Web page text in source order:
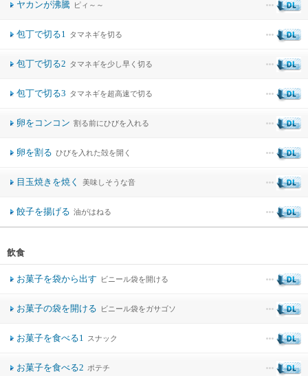
ヤカンが沸騰 ピィ～～
包丁で切る1 タマネギを切る
包丁で切る2 タマネギを少し早く切る
包丁で切る3 タマネギを超高速で切る
卵をコンコン 割る前にひびを入れる
卵を割る ひびを入れた殻を開く
目玉焼きを焼く 美味しそうな音
餃子を揚げる 油がはねる
飲食
お菓子を袋から出す ビニール袋を開ける
お菓子の袋を開ける ビニール袋をガサゴソ
お菓子を食べる1 スナック
お菓子を食べる2 ポテチ